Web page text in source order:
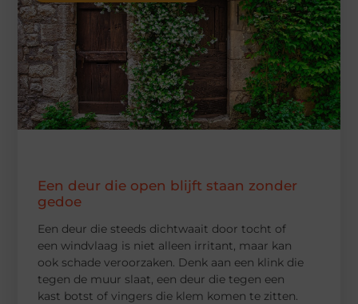
Een deur die open blijft staan zonder
gedoe
Een deur die steeds dichtwaait door tocht of
een windvlaag is niet alleen irritant, maar kan
ook schade veroorzaken. Denk aan een klink die
tegen de muur slaat, een deur die tegen een
kast botst of vingers die klem komen te zitten.